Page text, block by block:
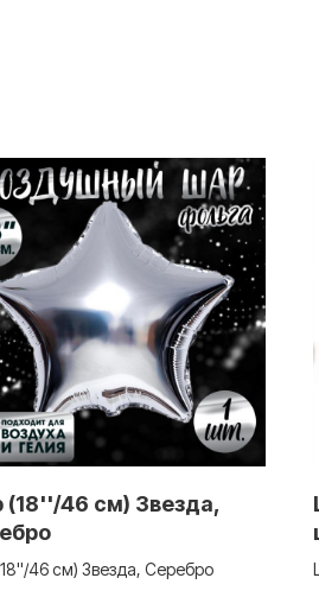
(18''/46 см) Звезда,
46 см) Звезда, Серебро